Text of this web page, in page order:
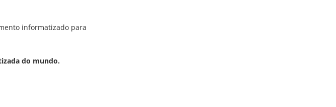
informatizado para
do mundo.